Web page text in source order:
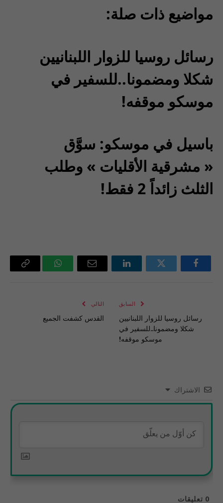
مواضيع ذات صلة:
رسائل روسيا للزوار اللبنانيين
شكلا ومضمونا..للسفير في
موسكو موقفه!
باسيل في موسكو: سوَّق
« مشرقية الأقليات » وطلب
الثلث زائداً 2 فقط!
فيسبوك تويتر لينكدإن
البريد
واتساب Copy
السابق
رسائل روسيا للزوار اللبنانيين
شكلا ومضمونا..للسفير في
موسكو موقفه!
التالي
القدس كشفت الجميع
الاشتراك
0 تعليقات